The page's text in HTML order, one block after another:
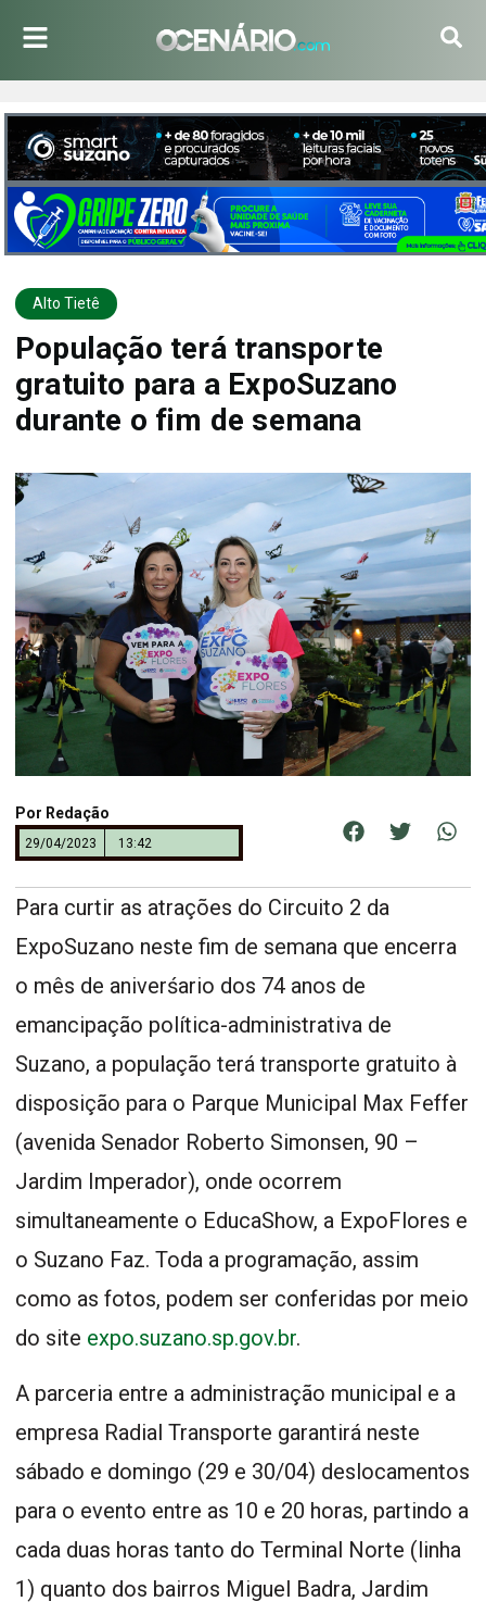
Alto Tietê
População terá transporte
gratuito para a ExpoSuzano
durante o fim de semana
Por Redação
29/04/2023 13:42
Para curtir as atrações do Circuito 2 da
ExpoSuzano neste fim de semana que encerra
o mês de aniverśario dos 74 anos de
emancipação política-administrativa de
Suzano, a população terá transporte gratuito à
disposição para o Parque Municipal Max Feffer
(avenida Senador Roberto Simonsen, 90 –
Jardim Imperador), onde ocorrem
simultaneamente o EducaShow, a ExpoFlores e
o Suzano Faz. Toda a programação, assim
como as fotos, podem ser conferidas por meio
do site expo.suzano.sp.gov.br.
A parceria entre a administração municipal e a
empresa Radial Transporte garantirá neste
sábado e domingo (29 e 30/04) deslocamentos
para o evento entre as 10 e 20 horas, partindo a
cada duas horas tanto do Terminal Norte (linha
1) quanto dos bairros Miguel Badra, Jardim